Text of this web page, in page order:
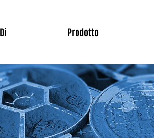
Di Prodotto